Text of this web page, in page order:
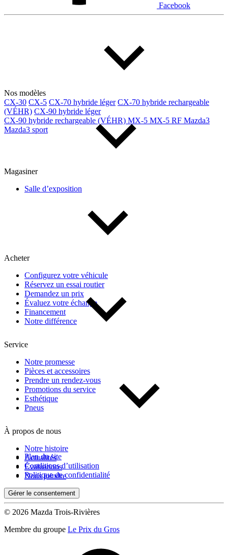
Facebook
Nos modèles
CX-30 CX-5 CX-70 hybride léger CX-70 hybride rechargeable
(VÉHR) CX-90 hybride léger
CX-90 hybride rechargeable (VÉHR) MX-5 MX-5 RF Mazda3
Mazda3 sport
Magasiner
Salle d’exposition
Acheter
Configurez votre véhicule
Réservez un essai routier
Demandez un prix
Évaluez votre échange
Financement
Notre différence
Service
Notre promesse
Pièces et accessoires
Prendre un rendez-vous
Promotions du service
Esthétique
Pneus
À propos de nous
Notre histoire
Actualités
Évaluations
Nous joindre
Plan du site
Conditions d’utilisation
Politique de confidentialité
Gérer le consentement
© 2026 Mazda Trois-Rivières
Membre du groupe Le Prix du Gros